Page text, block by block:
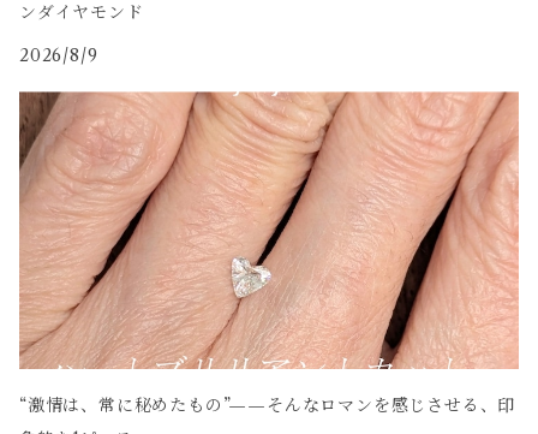
ンダイヤモンド
2026/8/9
“激情は、常に秘めたもの”——そんなロマンを感じさせる、印